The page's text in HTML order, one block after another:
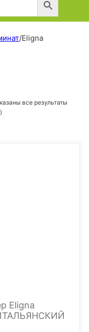
/Eligna
все результаты
Eligna